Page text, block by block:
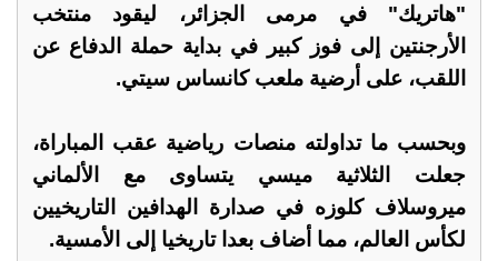
"هاتريك" في مرمى الجزائر، ليقود منتخب
الأرجنتين إلى فوز كبير في بداية حملة الدفاع عن
اللقب، على أرضية ملعب كانساس سيتي.
وبحسب ما تداولته منصات رياضية عقب المباراة،
جعلت الثلاثية ميسي يتساوى مع الألماني
ميروسلاف كلوزه في صدارة الهدافين التاريخيين
لكأس العالم، مما أضاف بعدا تاريخيا إلى الأمسية.